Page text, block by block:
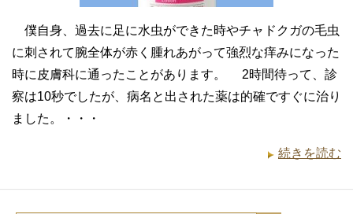
僕自身、過去に足に水虫ができた時やチャドクガの毛虫
に刺されて腕全体が赤く腫れあがって強烈な痒みになった
時に皮膚科に通ったことがあります。 2時間待って、診
察は10秒でしたが、病名と出された薬は的確ですぐに治り
ました。・・・
続きを読む